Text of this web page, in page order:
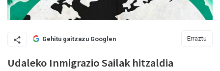
Gehitu gaitzazu Googlen Erraztu
Udaleko Inmigrazio Sailak hitzaldia